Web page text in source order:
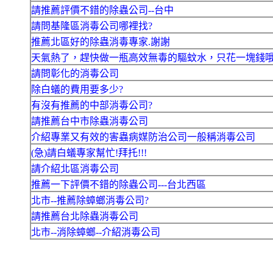
請推薦評價不錯的除蟲公司--台中
請問基隆區消毒公司哪裡找?
推薦北區好的除蟲消毒專家.謝謝
天氣熱了，趕快做一瓶高效無毒的驅蚊水，只花一塊錢
請問彰化的消毒公司
除白蟻的費用要多少?
有沒有推薦的中部消毒公司?
請推薦台中市除蟲消毒公司
介紹專業又有效的害蟲病媒防治公司一般稱消毒公司
(急)請白蟻專家幫忙!拜托!!!
請介紹北區消毒公司
推薦一下評價不錯的除蟲公司---台北西區
北市--推薦除蟑螂消毒公司?
請推薦台北除蟲消毒公司
北市--消除蟑螂--介紹消毒公司